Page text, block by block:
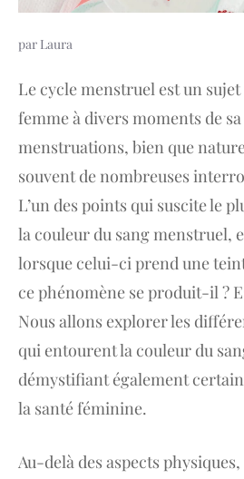
par Laura
Le cycle menstruel est un
femme à divers moments de
menstruations, bien que
souvent de nombreuses
L’un des points qui suscite le
la couleur du sang menstruel,
lorsque celui-ci prend une
ce phénomène se produit-il ?
Nous allons explorer les
qui entourent la couleur du
démystifiant également
la santé féminine.
Au-delà des aspects